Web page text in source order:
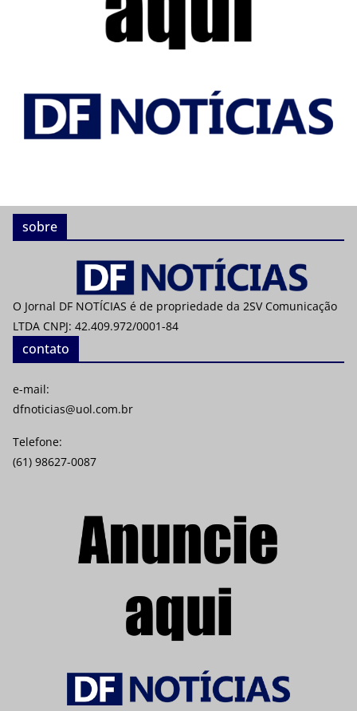
sobre
O Jornal DF NOTÍCIAS é de propriedade da 2SV Comunicação
LTDA CNPJ: 42.409.972/0001-84
contato
e-mail:
dfnoticias@uol.com.br
Telefone:
(61) 98627-0087